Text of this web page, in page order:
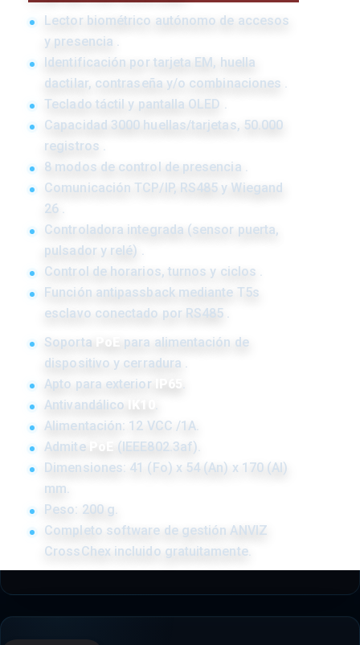
Lector biométrico autónomo de accesos
y presencia .
Identificación por tarjeta EM, huella
dactilar, contraseña y/o combinaciones .
Teclado táctil y pantalla OLED .
Capacidad 3000 huellas/tarjetas, 50.000
registros .
8 modos de control de presencia .
Comunicación TCP/IP, RS485 y Wiegand
26 .
Controladora integrada (sensor puerta,
pulsador y relé) .
Control de horarios, turnos y ciclos .
Función antipassback mediante T5s
esclavo conectado por RS485 .
Soporta
para alimentación de
dispositivo y cerradura .
Apto para exterior
IP65 .
Antivandálico
IK10 .
Alimentación: 12 VCC /1A.
AdmitePoE (IEEE802.3af).
Dimensiones: 41 (Fo) x 54 (An) x 170 (Al)
mm.
Peso: 200 g.
Completo software de gestión ANVIZ
CrossChex incluido gratuitamente.